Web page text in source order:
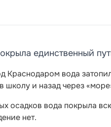
единственный
Краснодаром вода
школу и назад через
осадков вода покрыла
нет.